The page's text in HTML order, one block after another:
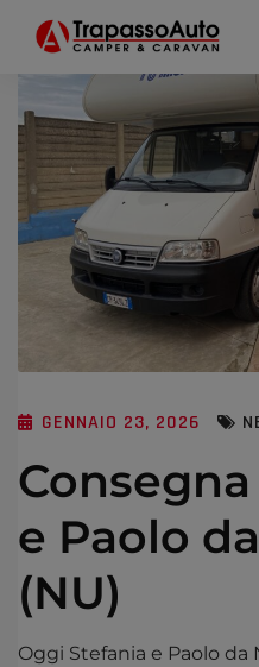
GENNAIO 23, 2026
e Paolo
(NU)
Oggi Stefania e Paolo da